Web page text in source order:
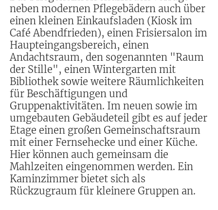
neben modernen Pflegebädern auch über
einen kleinen Einkaufsladen (Kiosk im
Café Abendfrieden), einen Frisiersalon im
Haupteingangsbereich, einen
Andachtsraum, den sogenannten "Raum
der Stille", einen Wintergarten mit
Bibliothek sowie weitere Räumlichkeiten
für Beschäftigungen und
Gruppenaktivitäten. Im neuen sowie im
umgebauten Gebäudeteil gibt es auf jeder
Etage einen großen Gemeinschaftsraum
mit einer Fernsehecke und einer Küche.
Hier können auch gemeinsam die
Mahlzeiten eingenommen werden. Ein
Kaminzimmer bietet sich als
Rückzugraum für kleinere Gruppen an.